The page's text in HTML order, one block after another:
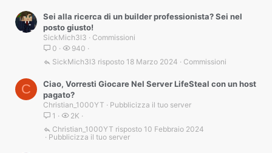
Sei alla ricerca di un builder professionista? Sei nel
posto giusto!
SickMich3l3
Commissioni
0
940
Commissioni
18 Marzo 2024
SickMich3l3
C
Ciao, Vorresti Giocare Nel Server LifeSteal con un host
pagato?
Christian_1000YT
Pubblicizza il tuo server
1
2K
Pubblicizza il tuo server
10 Febbraio 2024
Christian_1000YT